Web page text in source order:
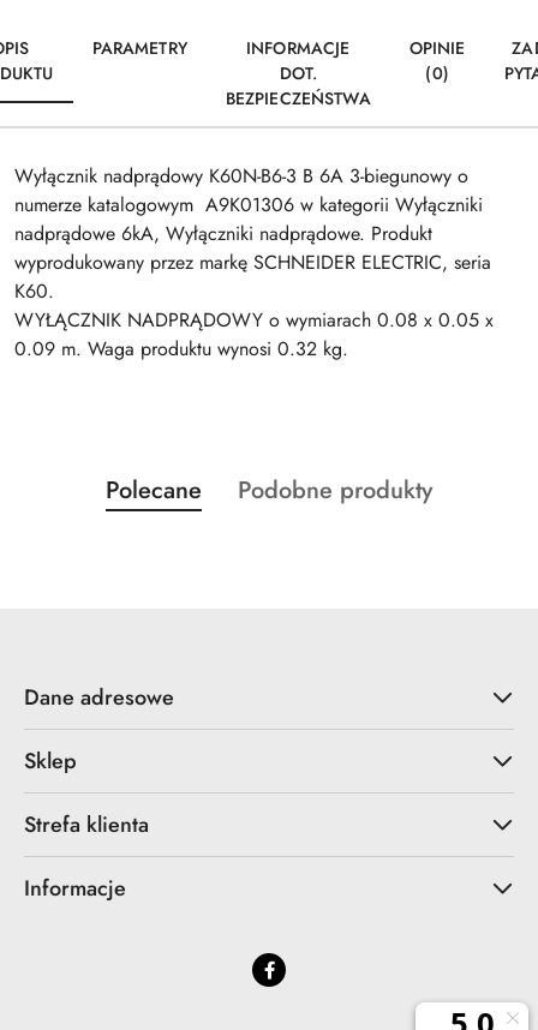
PARAMETRY
INFORMACJE
DOT.
BEZPIECZEŃSTWA
OPINIE
(0)
Wyłącznik nadprądowy K60N-B6-3 B 6A 3-biegunowy o
numerze katalogowym A9K01306 w kategorii Wyłączniki
nadprądowe 6kA, Wyłączniki nadprądowe. Produkt
wyprodukowany przez markę SCHNEIDER ELECTRIC, seria
K60.
WYŁĄCZNIK NADPRĄDOWY o wymiarach 0.08 x 0.05 x
0.09 m. Waga produktu wynosi 0.32 kg.
Pomiń karuzelę produktów
Produkty
o
Polecane
Produkty
Podobne produkty
Dane adresowe
Sklep
Strefa klienta
Informacje